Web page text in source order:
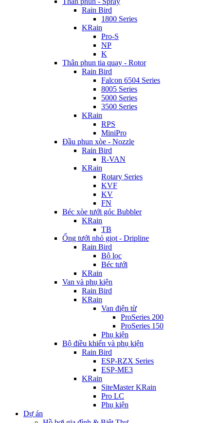
Rain Bird
1800 Series
KRain
Pro-S
NP
K
Thân phun tia quay - Rotor
Rain Bird
Falcon 6504 Series
8005 Series
5000 Series
3500 Series
KRain
RPS
MiniPro
Đầu phun xòe - Nozzle
Rain Bird
R-VAN
KRain
Rotary Series
KVF
KV
FN
Béc xòe tưới góc Bubbler
KRain
TB
Ống tưới nhỏ giọt - Dripline
Rain Bird
Bộ lọc
Béc tưới
KRain
Van và phụ kiện
Rain Bird
KRain
Van điện từ
ProSeries 200
ProSeries 150
Phụ kiện
Bộ điều khiển và phụ kiện
Rain Bird
ESP-RZX Series
ESP-ME3
KRain
SiteMaster KRain
Pro LC
Phụ kiện
Dự án